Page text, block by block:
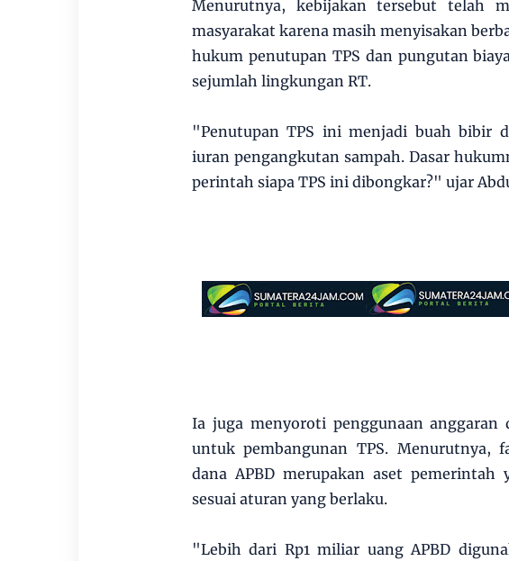
Menurutnya, kebijakan tersebut telah
masyarakat karena masih menyisakan
hukum penutupan TPS dan pungutan
sejumlah lingkungan RT.
"Penutupan TPS ini menjadi buah bibir
iuran pengangkutan sampah. Dasar
perintah siapa TPS ini dibongkar?" ujar
Ia juga menyoroti penggunaan anggaran
untuk pembangunan TPS. Menurutnya,
dana APBD merupakan aset pemerintah
sesuai aturan yang berlaku.
"Lebih dari Rp1 miliar uang APBD